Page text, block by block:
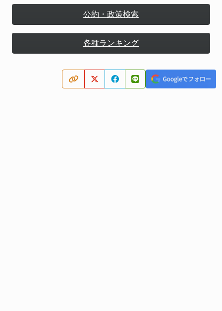
公約・政策検索
各種ランキング